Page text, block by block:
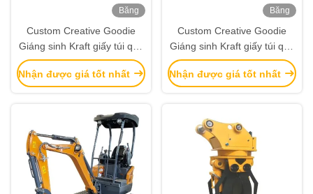
Băng
Custom Creative Goodie
Giáng sinh Kraft giấy túi quà
với logo của riêng bạn cho
Xmas Party trang trí
Nhận được giá tốt nhất
Băng
Custom Creative Goodie
Giáng sinh Kraft giấy túi quà
với logo của riêng bạn cho
Xmas Party trang trí
Nhận được giá tốt nhất